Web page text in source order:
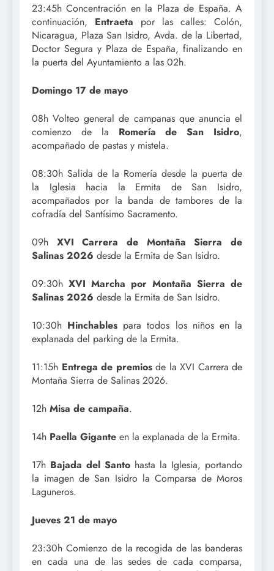
23:45h Concentración en la Plaza de España. A
continuación, Entraeta por las calles: Colón,
Nicaragua, Plaza San Isidro, Avda. de la Libertad,
Doctor Segura y Plaza de España, finalizando en
la puerta del Ayuntamiento a las 02h.
Domingo 17 de mayo
08h Volteo general de campanas que anuncia el
comienzo de la Romería de San Isidro,
acompañado de pastas y mistela.
08:30h Salida de la Romería desde la puerta de
la Iglesia hacia la Ermita de San Isidro,
acompañados por la banda de tambores de la
cofradía del Santísimo Sacramento.
09h XVI Carrera de Montaña Sierra de
Salinas 2026 desde la Ermita de San Isidro.
09:30h XVI Marcha por Montaña Sierra de
Salinas 2026 desde la Ermita de San Isidro.
10:30h Hinchables para todos los niños en la
explanada del parking de la Ermita.
11:15h Entrega de premiosde la XVI Carrera de
Montaña Sierra de Salinas 2026.
12h Misa de campaña.
14h Paella Gigante en la explanada de la Ermita.
17h Bajada del Santo hasta la Iglesia, portando
la imagen de San Isidro la Comparsa de Moros
Laguneros.
Jueves 21 de mayo
23:30h Comienzo de la recogida de las banderas
en cada una de las sedes de cada comparsa,